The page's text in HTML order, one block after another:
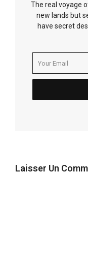
The real voyage
new lands but
have secret
Laisser Un